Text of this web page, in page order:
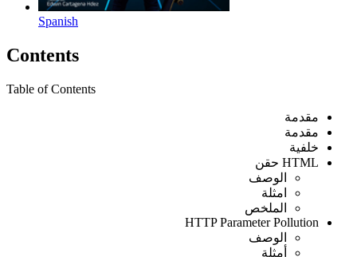
Spanish
Contents
Table of Contents
مقدمة
مقدمة
خلفية
HTML حقن
الوصف
امثلة
الملخص
HTTP Parameter Pollution
الوصف
أمثلة